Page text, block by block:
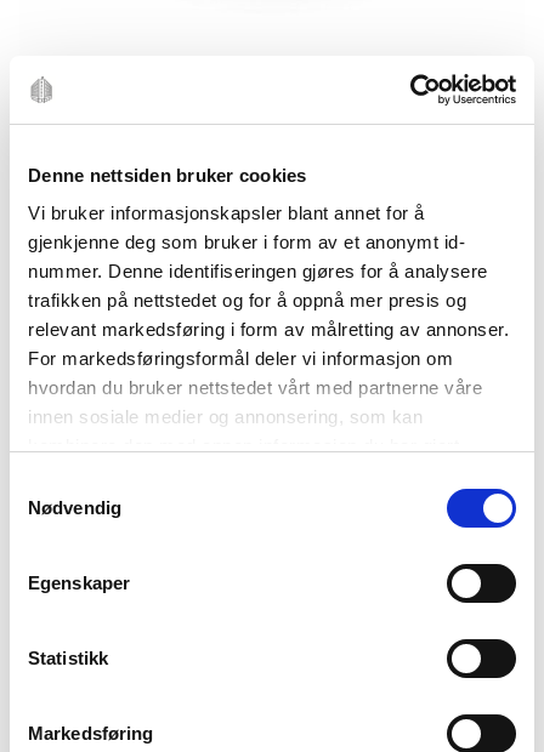
Denne nettsiden bruker cookies
Vi bruker informasjonskapsler blant annet for å
gjenkjenne deg som bruker i form av et anonymt id-
nummer. Denne identifiseringen gjøres for å analysere
trafikken på nettstedet og for å oppnå mer presis og
relevant markedsføring i form av målretting av annonser.
For markedsføringsformål deler vi informasjon om
hvordan du bruker nettstedet vårt med partnerne våre
innen sosiale medier og annonsering, som kan
din bruk av tjenestene deres. Les mer om hvilke
opplysninger vi samler og hva vi ber om samtykke til i
Nødvendig
Egenskaper
Statistikk
Markedsføring
MATCHA
SHIZU
Fine og trendy latte glass som har mange
sett alt av kalde drikker.